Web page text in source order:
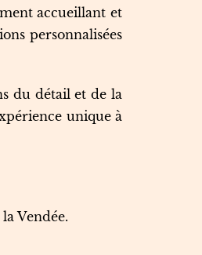
accueillant et
personnalisées
du détail et de la
unique à
Vendée.